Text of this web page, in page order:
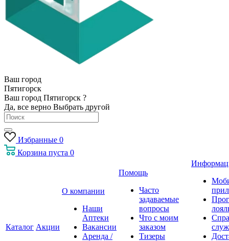
Ваш город
Пятигорск
Ваш город Пятигорск ?
Да, все верно Выбрать другой
Избранные 0
Корзина пуста 0
Каталог Акции
О компании
Наши
Аптеки
Вакансии
Аренда /
Помощь
Часто
задаваемые
вопросы
Что с моим
заказом
Тизеры